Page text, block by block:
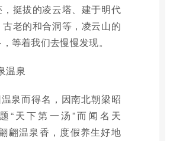
挺拔的凌云塔、建于明代
老的和合洞等，凌云山的
等着我们去慢慢发现。
温泉
泉而得名，因南北朝梁昭
“天下第一汤”而闻名天
翩温泉香，度假养生好地